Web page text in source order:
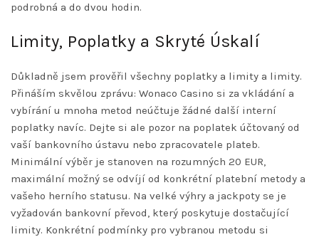
podrobná a do dvou hodin.
Limity, Poplatky a Skryté Úskalí
Důkladně jsem prověřil všechny poplatky a limity a limity.
Přináším skvělou zprávu: Wonaco Casino si za vkládání a
vybírání u mnoha metod neúčtuje žádné další interní
poplatky navíc. Dejte si ale pozor na poplatek účtovaný od
vaší bankovního ústavu nebo zpracovatele plateb.
Minimální výběr je stanoven na rozumných 20 EUR,
maximální možný se odvíjí od konkrétní platební metody a
vašeho herního statusu. Na velké výhry a jackpoty se je
vyžadován bankovní převod, který poskytuje dostačující
limity. Konkrétní podmínky pro vybranou metodu si